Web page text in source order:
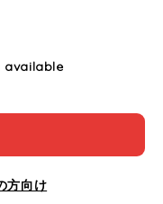
available
方向け